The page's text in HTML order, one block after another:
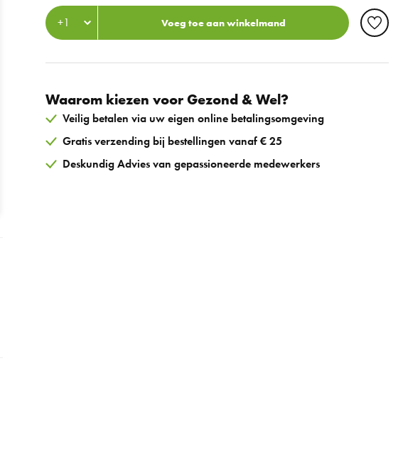
Voeg toe aan winkelmand
Waarom kiezen voor Gezond & Wel?
Veilig betalen via uw eigen online betalingsomgeving
Gratis verzending bij bestellingen vanaf € 25
Deskundig Advies van gepassioneerde medewerkers